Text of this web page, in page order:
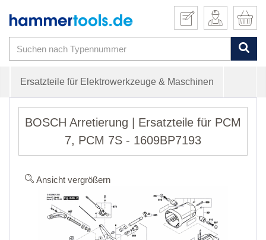
Ersatzteile für Elektrowerkzeuge & Maschinen
BOSCH Arretierung | Ersatzteile für PCM
7, PCM 7S - 1609BP7193
Ansicht vergrößern